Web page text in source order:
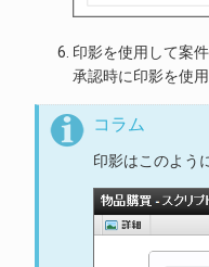
印影を使用して案
承認時に印影を使
コラム
印影はこのよう